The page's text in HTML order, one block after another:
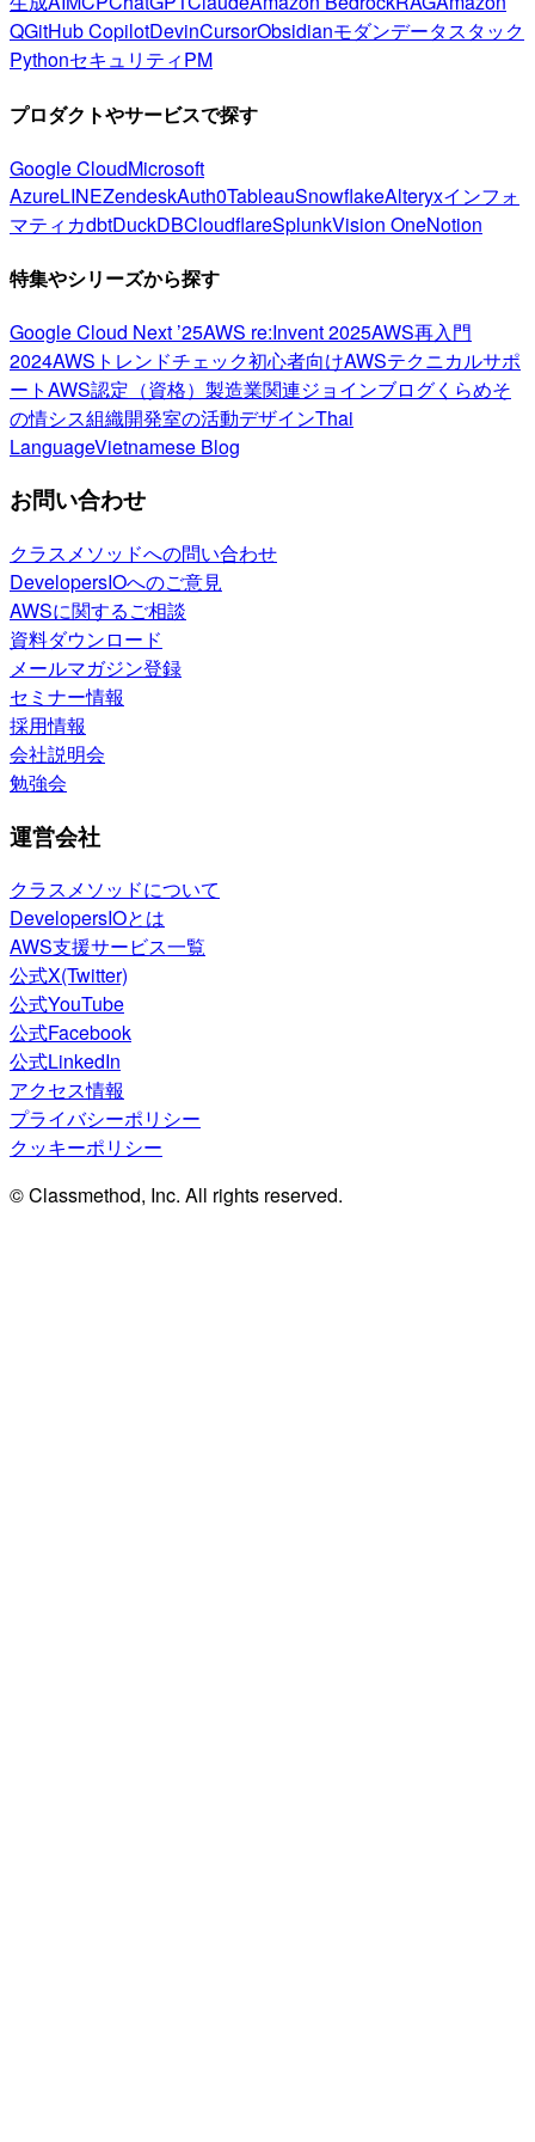
QGitHub CopilotDevinCursorObsidianモダンデータスタック
PythonセキュリティPM
プロダクトやサービスで探す
Google CloudMicrosoft
AzureLINEZendeskAuth0TableauSnowflakeAlteryxインフォ
マティカdbtDuckDBCloudflareSplunkVision OneNotion
特集やシリーズから探す
Google Cloud Next ’25AWS re:Invent 2025AWS再入門
2024AWSトレンドチェック初心者向けAWSテクニカルサポ
ートAWS認定（資格） 製造業関連ジョインブログくらめそ
の情シス組織開発室の活動デザインThai
LanguageVietnamese Blog
お問い合わせ
クラスメソッドへの問い合わせ
DevelopersIOへのご意見
AWSに関するご相談
資料ダウンロード
メールマガジン登録
セミナー情報
採用情報
会社説明会
勉強会
運営会社
クラスメソッドについて
DevelopersIOとは
AWS支援サービス一覧
公式X(Twitter)
公式YouTube
公式Facebook
公式LinkedIn
アクセス情報
プライバシーポリシー
クッキーポリシー
© Classmethod, Inc. All rights reserved.